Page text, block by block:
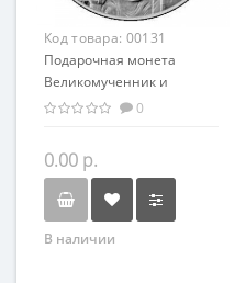
Код товара: 00131
Подарочная монета
Великомученник и
целитель Пантелеймон
0
0.00 р.
В наличии